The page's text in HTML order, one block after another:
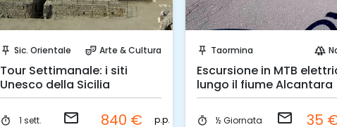
push_pin Sic. Orientale theater_comedy Arte & Cultura
Tour Settimanale: i siti
Unesco della Sicilia
timer 1 sett. email 840 € p.p.
push_pin Taormina forest
Escursione in MTB
lungo il fiume Alcantara
timer ½ Giornata email 35